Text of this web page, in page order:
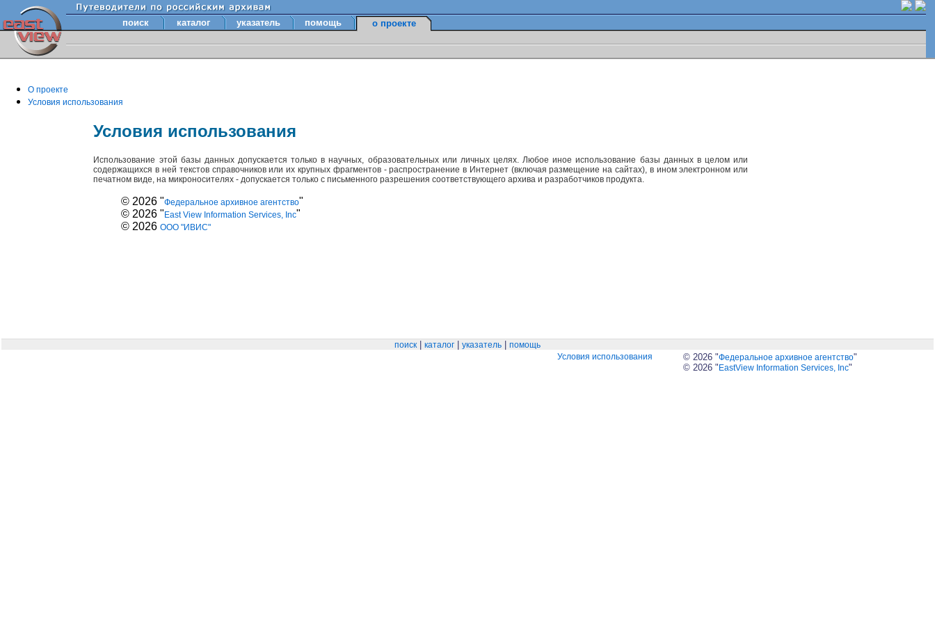
поиск каталог указатель помощь о проекте
О проекте
Условия использования
Условия использования
Использование этой базы данных допускается только в научных, образовательных или личных целях. Любое иное использование базы данных в целом или
содержащихся в ней текстов справочников или их крупных фрагментов - распространение в Интернет (включая размещение на сайтах), в ином электронном или
печатном виде, на микроносителях - допускается только с письменного разрешения соответствующего архива и разработчиков продукта.
© 2026 "Федеральное архивное агентство"
© 2026 " East View Information Services, Inc"
© 2026ООО "ИВИС"
поиск каталог указатель
помощь
Условия использования
© 2026 "Федеральное архивное агентство"
© 2026 " EastView Information Services, Inc"